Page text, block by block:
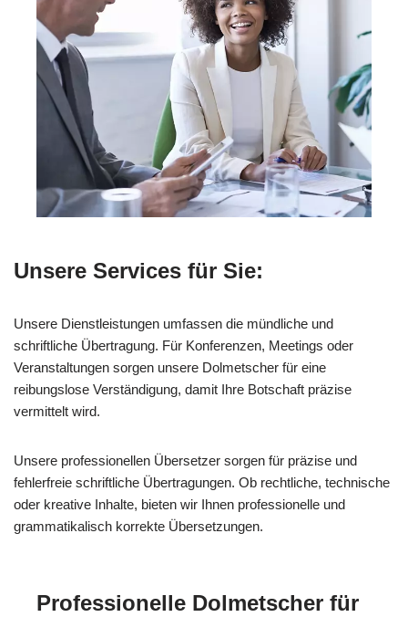
Unsere Services für Sie:
Unsere Dienstleistungen umfassen die mündliche und
schriftliche Übertragung. Für Konferenzen, Meetings oder
Veranstaltungen sorgen unsere Dolmetscher für eine
reibungslose Verständigung, damit Ihre Botschaft präzise
vermittelt wird.
Unsere professionellen Übersetzer sorgen für präzise und
fehlerfreie schriftliche Übertragungen. Ob rechtliche, technische
oder kreative Inhalte, bieten wir Ihnen professionelle und
grammatikalisch korrekte Übersetzungen.
Professionelle Dolmetscher für